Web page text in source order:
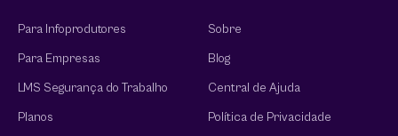
Para Infoprodutores
Para Empresas
LMS Segurança do Trabalho
Planos
Sobre
Blog
Central de Ajuda
Política de Privacidade